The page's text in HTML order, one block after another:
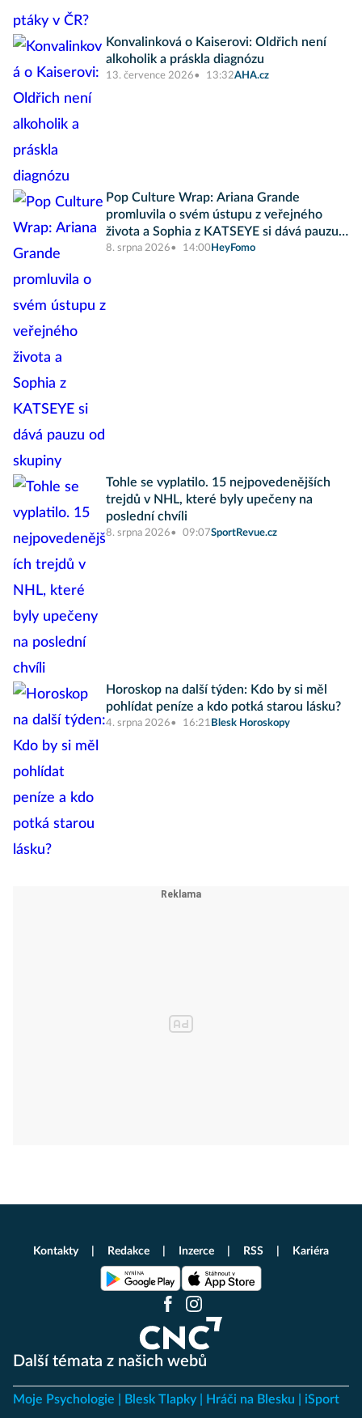
Konvalinková o Kaiserovi: Oldřich není
alkoholik a práskla diagnózu
13. července 2026 13:32AHA.cz
Pop Culture Wrap: Ariana Grande
promluvila o svém ústupu z veřejného
života a Sophia z KATSEYE si dává pauzu
od skupiny
8. srpna 2026 14:00 HeyFomo
Tohle se vyplatilo. 15 nejpovedenějších
trejdů v NHL, které byly upečeny na
poslední chvíli
8. srpna 2026 09:07SportRevue.cz
Horoskop na další týden: Kdo by si měl
pohlídat peníze a kdo potká starou lásku?
4. srpna 2026 16:21 Blesk Horoskopy
Další témata z našich webů
Moje Psychologie Blesk Tlapky Hráči na Blesku
iSport
Kontakty Redakce Inzerce RSS Kariéra